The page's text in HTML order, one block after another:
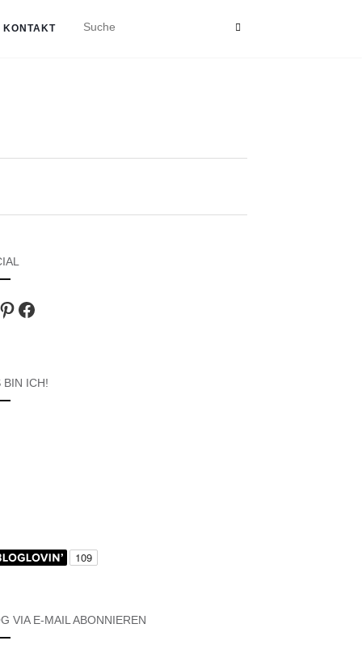
KONTAKT
PinterestFacebook
BIN ICH!
VIA E-MAIL ABONNIEREN